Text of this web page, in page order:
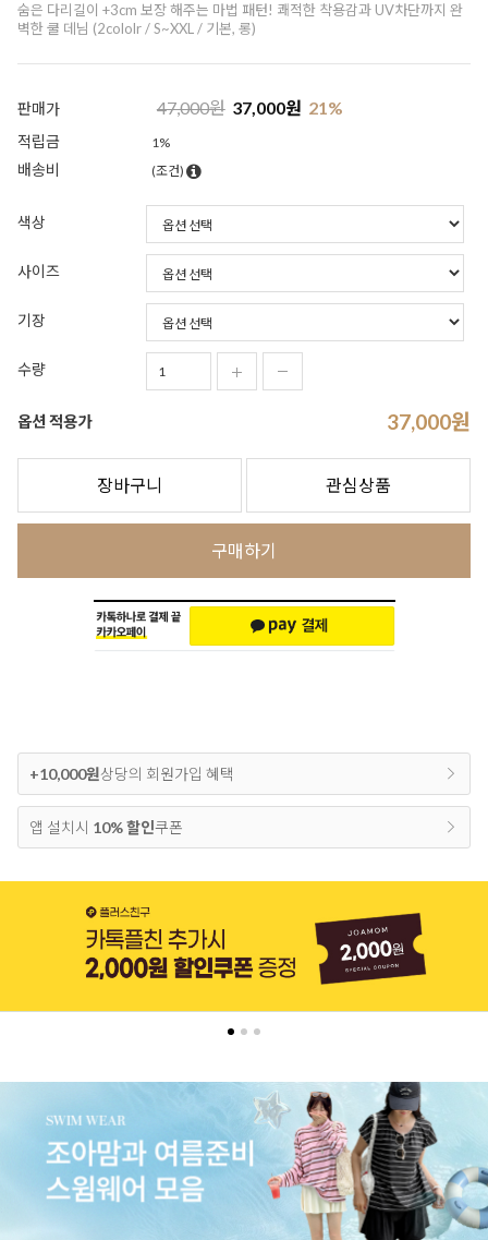
숨은 다리길이 +3cm 보장 해주는 마법 패턴! 쾌적한 착용감과 UV차단까지 완
벽한 쿨 데님 (2cololr / S~XXL / 기본, 롱)
판매가 47,000원 37,000원 21%
적립금 1%
배송비 (조건)
색상
사이즈
기장
수량
옵션 적용가 37,000원
장바구니 관심상품
구매하기
+10,000원상당의 회원가입 혜택
앱 설치시 10% 할인쿠폰